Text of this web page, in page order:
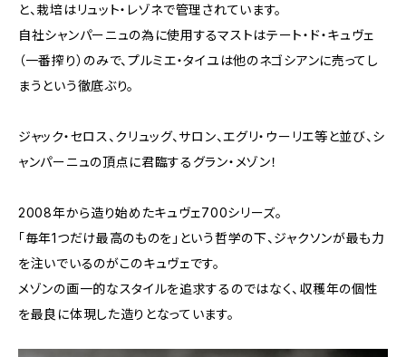
と、栽培はリュット・レゾネで管理されています。
自社シャンパーニュの為に使用するマストはテート・ド・キュヴェ
（一番搾り）のみで、プルミエ・タイユは他のネゴシアンに売ってし
まうという徹底ぶり。
ジャック・セロス、クリュッグ、サロン、エグリ・ウーリエ等と並び、シ
ャンパーニュの頂点に君臨するグラン・メゾン！
2008年から造り始めたキュヴェ700シリーズ。
「毎年1つだけ最高のものを」という哲学の下、ジャクソンが最も力
を注いでいるのがこのキュヴェです。
メゾンの画一的なスタイルを追求するのではなく、収穫年の個性
を最良に体現した造りとなっています。